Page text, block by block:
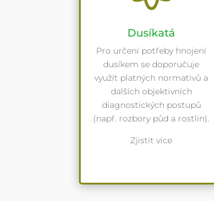
Dusíkatá
Pro určení potřeby hnojení
dusíkem se doporučuje
využít platných normativů a
dalších objektivních
diagnostických postupů
(např. rozbory půd a rostlin).
Zjistit více